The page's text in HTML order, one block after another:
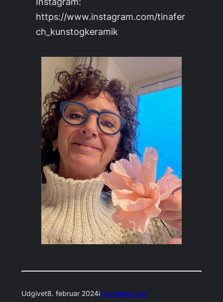
https://www.instagram.com/tinafer
ch_kunstogkeramik
Udgivet8. februar 2024iUncategorized